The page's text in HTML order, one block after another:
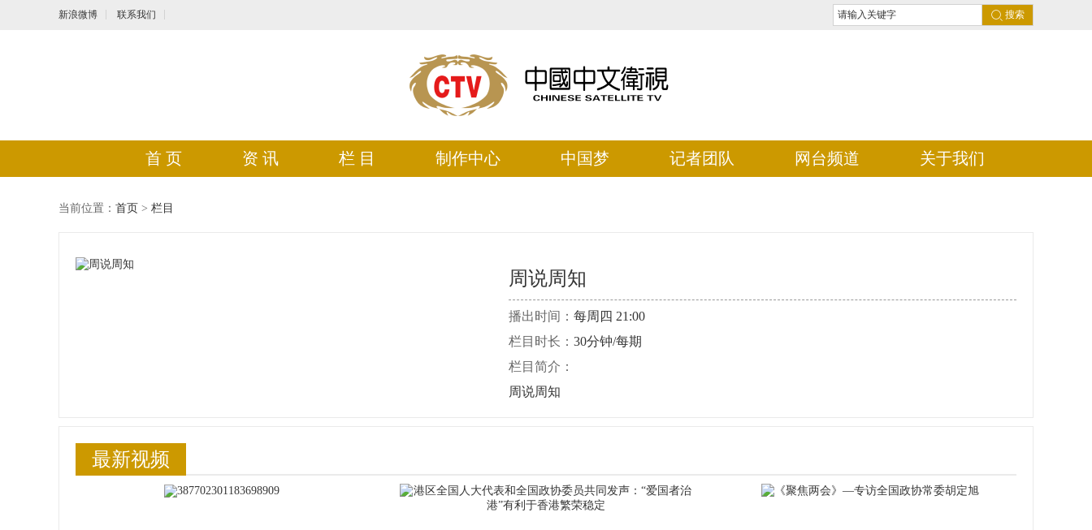
新浪微博 联系我们 搜索
首 页 资 讯 栏 目 制作中心 中国梦 记者团队 网台频道 关于我们
当前位置： 首页 > 栏目
周说周知
播出时间： 每周四 21:00
栏目时长： 30分钟/每期
栏目简介：
周说周知
最新视频